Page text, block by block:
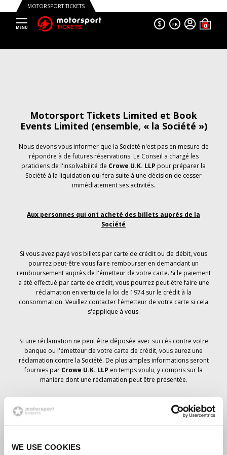
WE USE COOKIES
MOTORSPORT TICKETS
$ FR
Motorsport Tickets Limited et Book
Events Limited (ensemble, « la Société »)
Nous devons vous informer que la Société n'est pas en mesure de
répondre à de futures réservations. Le Conseil a chargé les
praticiens de l'insolvabilité de Crowe U.K. LLP pour préparer la
Société à la liquidation qui fera suite à une décision de cesser
immédiatement ses activités.
Aux personnes qui ont acheté des billets auprès de la
Société
Si vous avez payé vos billets par carte de crédit ou de débit, vous
pourrez peut-être vous faire rembourser en demandant un
remboursement auprès de l'émetteur de votre carte. Si le paiement
a été effectué par carte de crédit, vous pourrez peut-être faire une
réclamation en vertu de la loi de 1974 sur le crédit à la
consommation. Veuillez contacter l'émetteur de votre carte si cela
s'applique à vous.
Si une réclamation ne peut être déposée avec succès contre votre
banque ou l'émetteur de votre carte de crédit, vous aurez une
réclamation contre la Société. De plus amples informations seront
fournies par Crowe U.K. LLP en temps voulu, y compris sur la
manière dont une réclamation peut être présentée.
Si vous avez
avez reçu un avis d'annulation concernant votre
commande de billets, votre réservation n'a pas été annulée et il est
prévu que vous recevrez les billets que vous avez commandés en
fournisseurs pour s'assurer que les billets du Grand Prix sont livrés.